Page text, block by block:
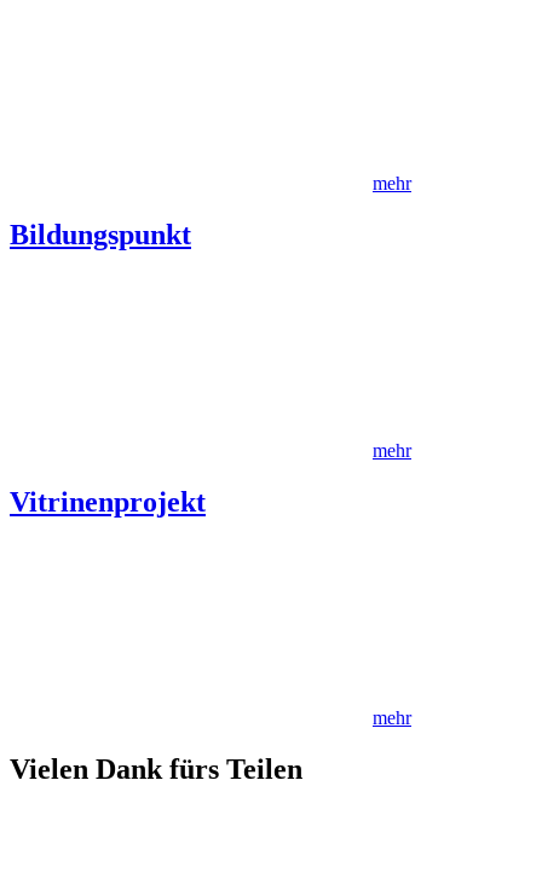
mehr
Bildungspunkt
mehr
Vitrinenprojekt
mehr
Vielen Dank fürs Teilen